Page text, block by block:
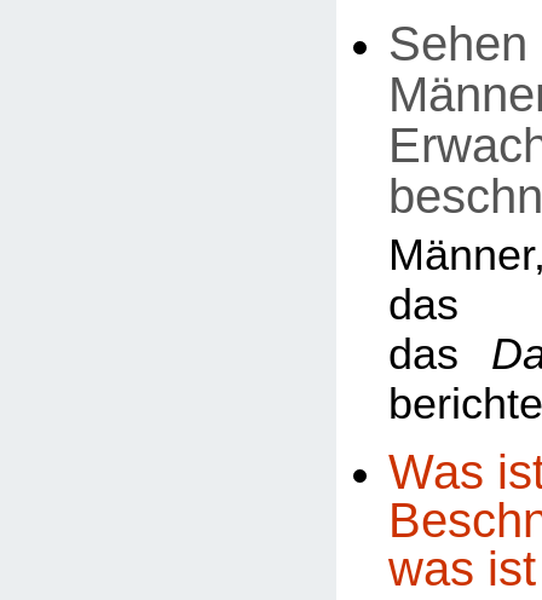
Sehen
das
Was
was